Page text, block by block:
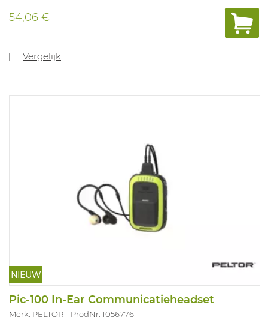
54,06 €
Vergelijk
NIEUW
Pic-100 In-Ear Communicatieheadset
Merk: PELTOR ProdNr. 1056776